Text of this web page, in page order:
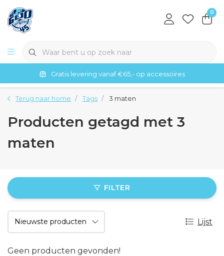
0
Gratis levering vanaf €65,- op accessoires
Terug naar home Tags 3 maten
Producten getagd met 3
maten
FILTER
Lijst
Geen producten gevonden!